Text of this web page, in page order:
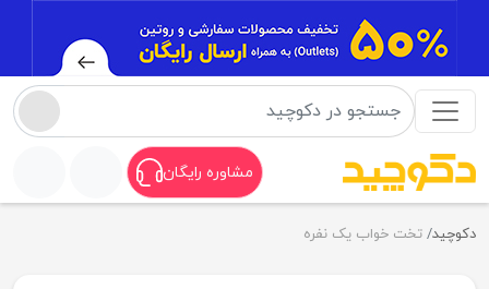
مشاوره رایگان
دکوچید تخت خواب یک نفره